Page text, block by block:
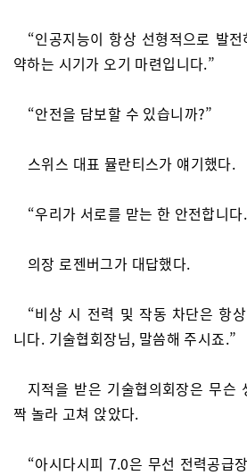
“인공지능이 항상 선형적으로 발
약하는 시기가 오기 마련입니다.”
“안전을 담보할 수 있습니까?”
스위스 대표 뮬란티스가 얘기했다.
“우리가 서로를 맏는 한 안전합니다
의장 로젠버그가 대답했다.
“비상 시 전력 및 작동 차단은 항
니다. 기술협회장님, 말씀해 주시죠.”
지적을 받은 기술협의회장은 무슨
짝 놀라 고쳐 앉았다.
“아시다시피 7.0은 무선 전력공급